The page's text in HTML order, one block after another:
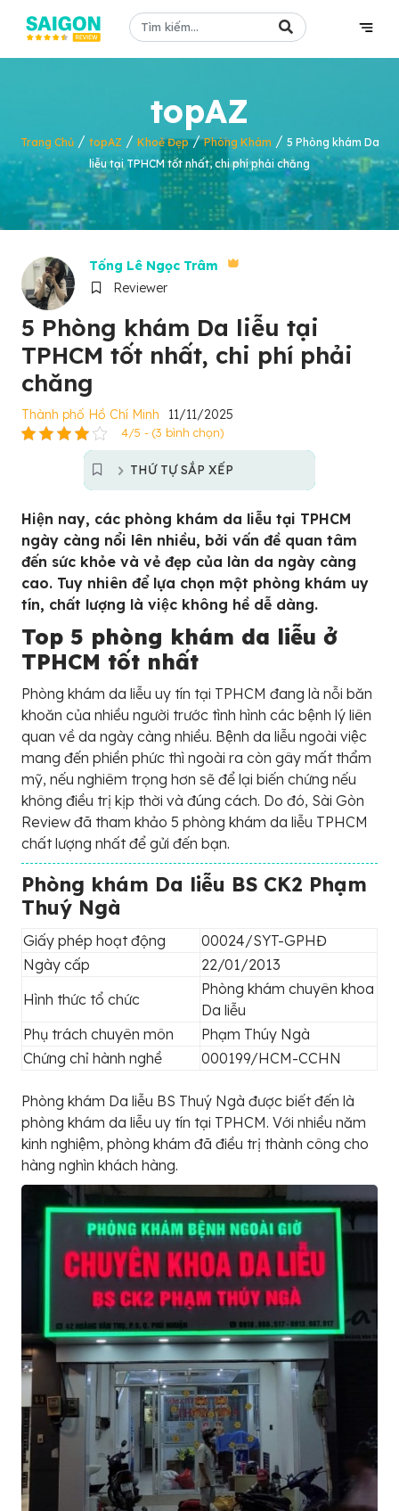
topAZ
Trang Chủ/ topAZ / Khoẻ Đẹp/Phòng Khám / 5 Phòng khám Da
liễu tại TPHCM tốt nhất, chi phí phải chăng
Tống Lê Ngọc Trâm
Reviewer
5 Phòng khám Da liễu tại
TPHCM tốt nhất, chi phí phải
chăng
Thành phố Hồ Chí Minh 11/11/2025
4/5 - (3 bình chọn)
THỨ TỰ SẮP XẾP
Hiện nay, các phòng khám da liễu tại TPHCM
ngày càng nổi lên nhiều, bởi vấn đề quan tâm
đến sức khỏe và vẻ đẹp của làn da ngày càng
cao. Tuy nhiên để lựa chọn một phòng khám uy
tín, chất lượng là việc không hề dễ dàng.
Top 5 phòng khám da liễu ở
TPHCM tốt nhất
Phòng khám da liễu uy tín tại TPHCM đang là nỗi băn
khoăn của nhiều người trước tình hình các bệnh lý liên
quan về da ngày càng nhiều. Bệnh da liễu ngoài việc
mang đến phiền phức thì ngoài ra còn gây mất thẩm
mỹ, nếu nghiêm trọng hơn sẽ để lại biến chứng nếu
không điều trị kịp thời và đúng cách. Do đó, Sài Gòn
Review đã tham khảo 5 phòng khám da liễu TPHCM
chất lượng nhất để gửi đến bạn.
Phòng khám Da liễu BS CK2 Phạm
Thuý Ngà
Giấy phép hoạt động
00024/SYT-GPHĐ
Ngày cấp
22/01/2013
Hình thức tổ chức
Phòng khám chuyên khoa
Da liễu
Phụ trách chuyên môn
Phạm Thúy Ngà
Chứng chỉ hành nghề
000199/HCM-CCHN
Phòng khám Da liễu BS Thuý Ngà được biết đến là
phòng khám da liễu uy tín tại TPHCM. Với nhiều năm
kinh nghiệm, phòng khám đã điều trị thành công cho
hàng nghìn khách hàng.